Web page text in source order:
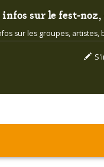
infos sur le fest-
sur les groupes, artistes,